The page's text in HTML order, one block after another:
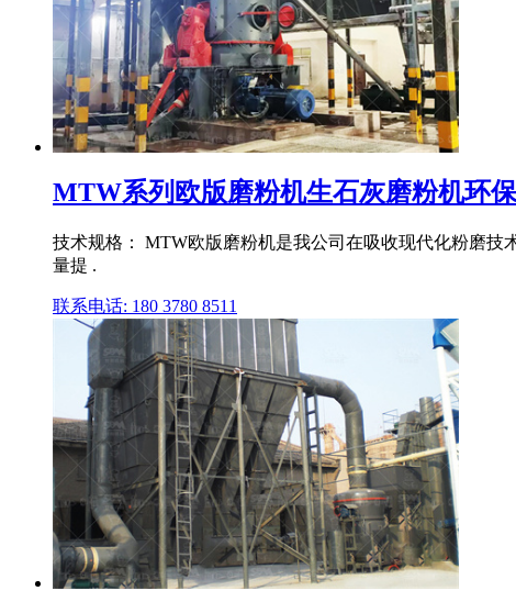
MTW系列欧版磨粉机生石灰磨粉机环
技术规格： MTW欧版磨粉机是我公司在吸收现代化粉磨
量提 .
联系电话: 180 3780 8511